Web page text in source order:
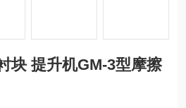
块 提升机GM-3型摩擦